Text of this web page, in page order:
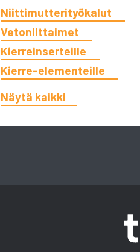
Niittimutterityökalut
Vetoniittaimet
Kierreinserteille
Kierre-elementeille
Näytä kaikki